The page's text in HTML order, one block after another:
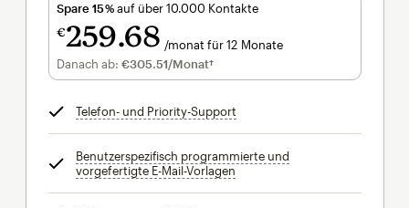
Spare 15 %auf über 10.000 Kontakte
€259 68 /monat für 12 Monate
€259.68 pro Monat für 12 Monate
Danach ab: €305.51/Monat†pro Monat†
Telefon- und Priority-Support
Benutzerspezifisch programmierte und
vorgefertigte E-Mail-Vorlagen